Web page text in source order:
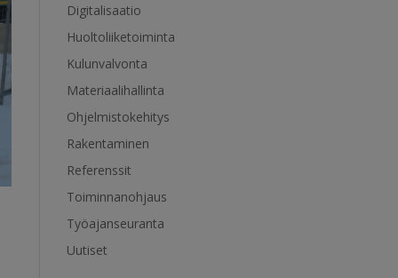
Digitalisaatio
Huoltoliiketoiminta
Kulunvalvonta
Materiaalihallinta
Ohjelmistokehitys
Rakentaminen
Referenssit
Toiminnanohjaus
Työajanseuranta
Uutiset